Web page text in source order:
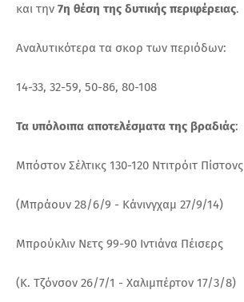
και την 7η θέση της δυτικής περιφέρειας.
Αναλυτικότερα τα σκορ των περιόδων:
14-33, 32-59, 50-86, 80-108
Τα υπόλοιπα αποτελέσματα της βραδιάς:
Μπόστον Σέλτικς 130-120 Ντιτρόιτ Πίστονς
(Μπράουν 28/6/9 - Κάνινγχαμ 27/9/14)
Μπρούκλιν Νετς 99-90 Ιντιάνα Πέισερς
(Κ. Τζόνσον 26/7/1 - Χαλιμπέρτον 17/3/8)